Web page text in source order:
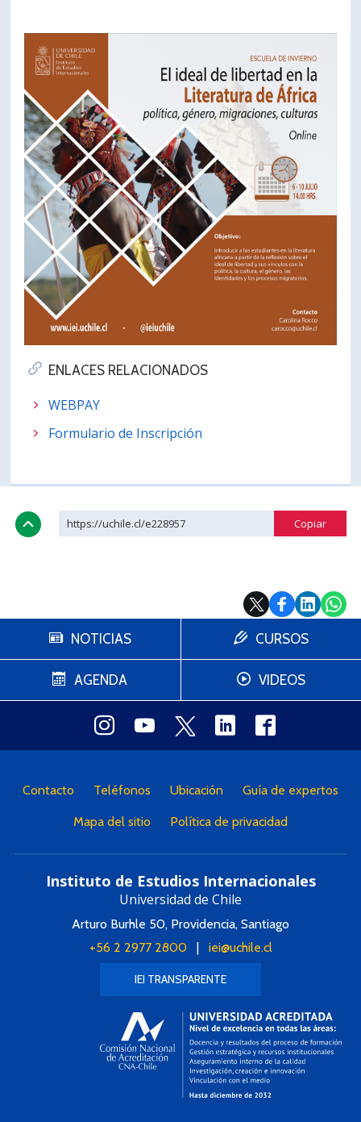
ENLACES RELACIONADOS
WEBPAY
Formulario de Inscripción
https://uchile.cl/e228957
NOTICIAS
AGENDA
CURSOS
VIDEOS
Contacto Teléfonos Ubicación Guía de expertos
Mapa del sitio Política de privacidad
Instituto de Estudios Internacionales
Universidad de Chile
Arturo Burhle 50, Providencia, Santiago
+56 2 2977 2800| iei@uchile.cl
IEI TRANSPARENTE